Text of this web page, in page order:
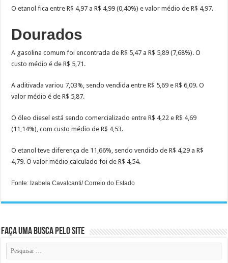
O etanol fica entre R$ 4,97 a R$ 4,99 (0,40%) e valor médio de R$ 4,97.
Dourados
A gasolina comum foi encontrada de R$ 5,47 a R$ 5,89 (7,68%). O
custo médio é de R$ 5,71.
A aditivada variou 7,03%, sendo vendida entre R$ 5,69 e R$ 6,09. O
valor médio é de R$ 5,87.
O óleo diesel está sendo comercializado entre R$ 4,22 e R$ 4,69
(11,14%), com custo médio de R$ 4,53.
O etanol teve diferença de 11,66%, sendo vendido de R$ 4,29 a R$
4,79. O valor médio calculado foi de R$ 4,54.
Fonte: Izabela Cavalcanti/ Correio do Estado
Faça uma busca pelo Site